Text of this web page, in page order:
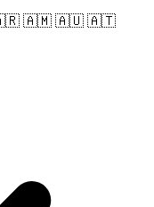
🇦🇲 🇦🇺 🇦🇹